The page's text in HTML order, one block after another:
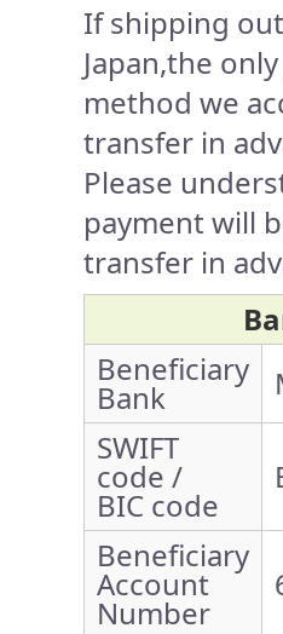
If shipping
Japan,the
method we
transfer in
Please
payment will
transfer in
Beneficiary
Bank
SWIFT
code /
BIC code
Beneficiary
Account
Number